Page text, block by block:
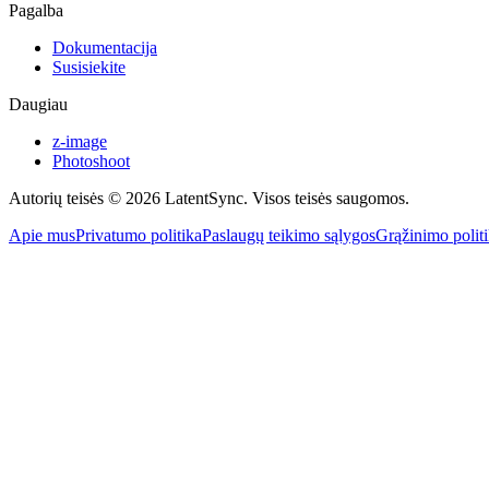
Pagalba
Dokumentacija
Susisiekite
Daugiau
z-image
Photoshoot
Autorių teisės © 2026 LatentSync. Visos teisės saugomos.
Apie musPrivatumo politikaPaslaugų teikimo sąlygosGrąžinimo